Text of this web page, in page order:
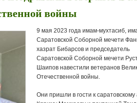
войны
9 мая 2023 года имам-мухтасиб,
Саратовской Соборной мечети
хазрат Бибарсов и председатель
Саратовской Соборной мечети
Шаипов навестили ветеранов
Отечественной войны.
Они пришли в гости к саратовскому